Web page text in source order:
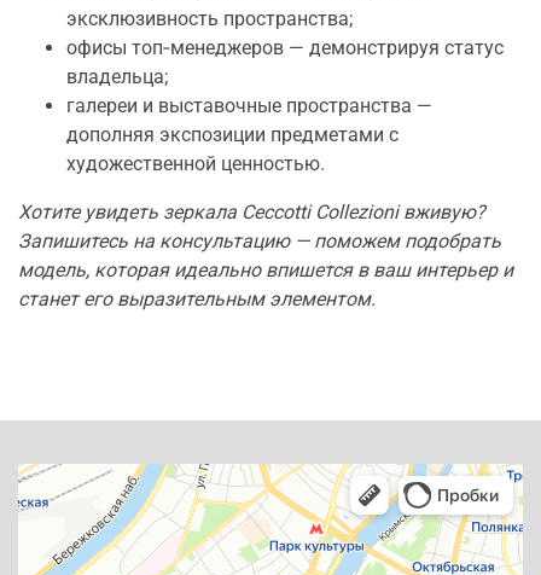
эксклюзивность пространства;
офисы топ‑менеджеров — демонстрируя статус
владельца;
галереи и выставочные пространства —
дополняя экспозиции предметами с
художественной ценностью.
Хотите увидеть зеркала Ceccotti Collezioni вживую?
Запишитесь на консультацию — поможем подобрать
модель, которая идеально впишется в ваш интерьер и
станет его выразительным элементом.